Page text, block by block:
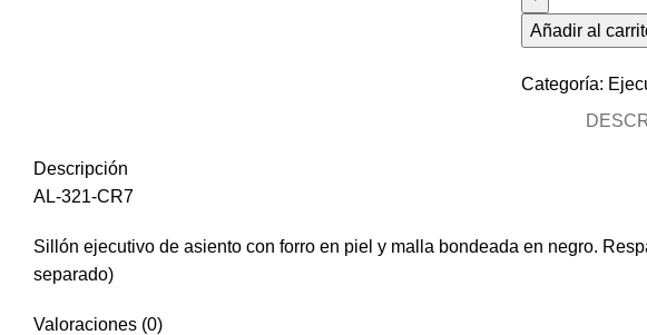
Añadir al
Categoría:
Descripción
AL-321-CR7
Sillón ejecutivo de asiento con forro en piel y malla bondeada en negro.
separado)
Valoraciones (0)